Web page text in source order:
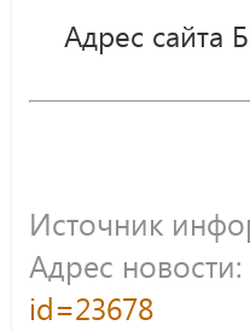
Адрес сайта
Источник
Адрес новости:
id=23678